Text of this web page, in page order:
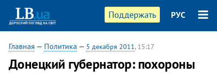
Поддержать РУС
Главная — Политика — 5 декабря 2011, 15:17
Донецкий губернатор: похороны